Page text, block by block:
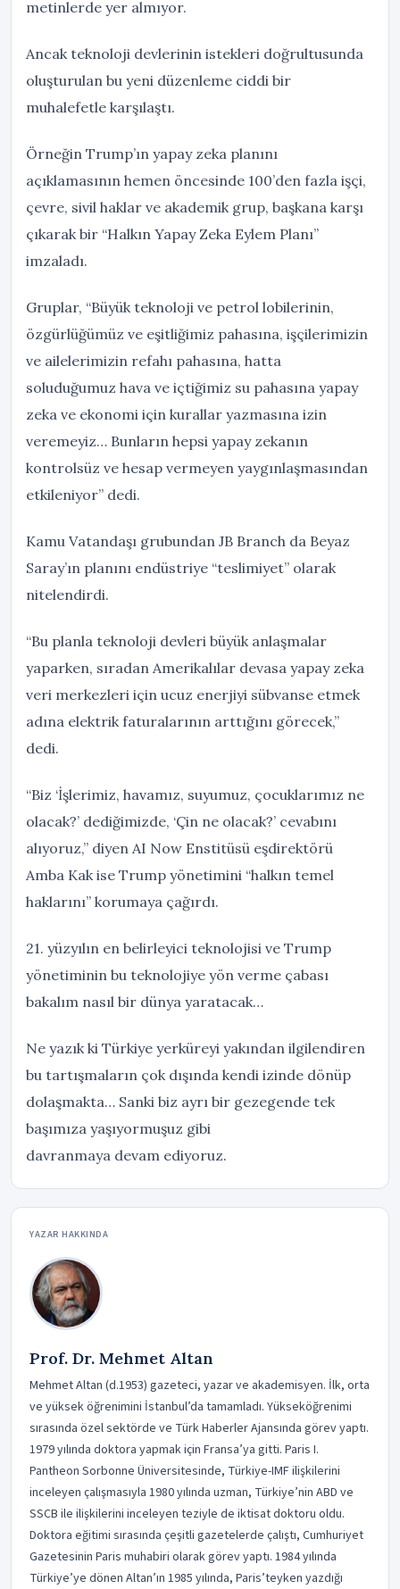
metinlerde yer almıyor.
Ancak teknoloji devlerinin istekleri doğrultusunda
oluşturulan bu yeni düzenleme ciddi bir
muhalefetle karşılaştı.
Örneğin Trump’ın yapay zeka planını
açıklamasının hemen öncesinde 100’den fazla işçi,
çevre, sivil haklar ve akademik grup, başkana karşı
çıkarak bir “Halkın Yapay Zeka Eylem Planı”
imzaladı.
Gruplar, “Büyük teknoloji ve petrol lobilerinin,
özgürlüğümüz ve eşitliğimiz pahasına, işçilerimizin
ve ailelerimizin refahı pahasına, hatta
soluduğumuz hava ve içtiğimiz su pahasına yapay
zeka ve ekonomi için kurallar yazmasına izin
veremeyiz… Bunların hepsi yapay zekanın
kontrolsüz ve hesap vermeyen yaygınlaşmasından
etkileniyor” dedi.
Kamu Vatandaşı grubundan JB Branch da Beyaz
Saray’ın planını endüstriye “teslimiyet” olarak
nitelendirdi.
“Bu planla teknoloji devleri büyük anlaşmalar
yaparken, sıradan Amerikalılar devasa yapay zeka
veri merkezleri için ucuz enerjiyi sübvanse etmek
adına elektrik faturalarının arttığını görecek,”
dedi.
“Biz ‘İşlerimiz, havamız, suyumuz, çocuklarımız ne
olacak?’ dediğimizde, ‘Çin ne olacak?’ cevabını
alıyoruz,” diyen AI Now Enstitüsü eşdirektörü
Amba Kak ise Trump yönetimini “halkın temel
haklarını” korumaya çağırdı.
21. yüzyılın en belirleyici teknolojisi ve Trump
yönetiminin bu teknolojiye yön verme çabası
bakalım nasıl bir dünya yaratacak…
Ne yazık ki Türkiye yerküreyi yakından ilgilendiren
bu tartışmaların çok dışında kendi izinde dönüp
dolaşmakta… Sanki biz ayrı bir gezegende tek
başımıza yaşıyormuşuz gibi
davranmaya devam ediyoruz.
YAZAR HAKKINDA
Prof. Dr. Mehmet Altan
Mehmet Altan (d.1953) gazeteci, yazar ve akademisyen. İlk, orta
ve yüksek öğrenimini İstanbul’da tamamladı. Yükseköğrenimi
sırasında özel sektörde ve Türk Haberler Ajansında görev yaptı.
1979 yılında doktora yapmak için Fransa’ya gitti. Paris I.
Pantheon Sorbonne Üniversitesinde, Türkiye-IMF ilişkilerini
inceleyen çalışmasıyla 1980 yılında uzman, Türkiye’nin ABD ve
SSCB ile ilişkilerini inceleyen teziyle de iktisat doktoru oldu.
Doktora eğitimi sırasında çeşitli gazetelerde çalıştı, Cumhuriyet
Gazetesinin Paris muhabiri olarak görev yaptı. 1984 yılında
Türkiye’ye dönen Altan’ın 1985 yılında, Paris’teyken yazdığı